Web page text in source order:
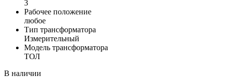
3
Рабочее положение
любое
Тип трансформатора
Измерительный
Модель трансформатора
ТОЛ
В наличии